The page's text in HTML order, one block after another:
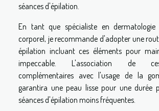
séances d'épilation.
En tant que spécialiste en
corporel, je recommande d'adopter une
épilation incluant ces éléments pour
impeccable. L'association de
complémentaires avec l'usage de la
garantira une peau lisse pour une durée
séances d'épilation moins fréquentes.